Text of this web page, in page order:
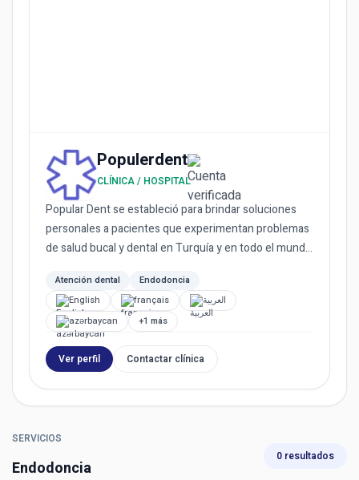
Populerdent
CLÍNICA / HOSPITAL
Popular Dent se estableció para brindar soluciones
personales a pacientes que experimentan problemas
de salud bucal y dental en Turquía y en todo el mundo
Atención dental
Endodoncia
English
français
العربية
azərbaycan
+1 más
Ver perfil Contactar clínica
SERVICIOS
Endodoncia
0 resultados